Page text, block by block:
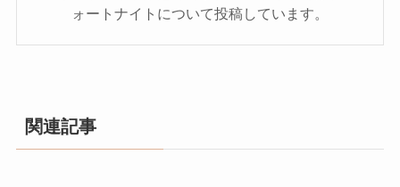
ォートナイトについて投稿しています。
関連記事